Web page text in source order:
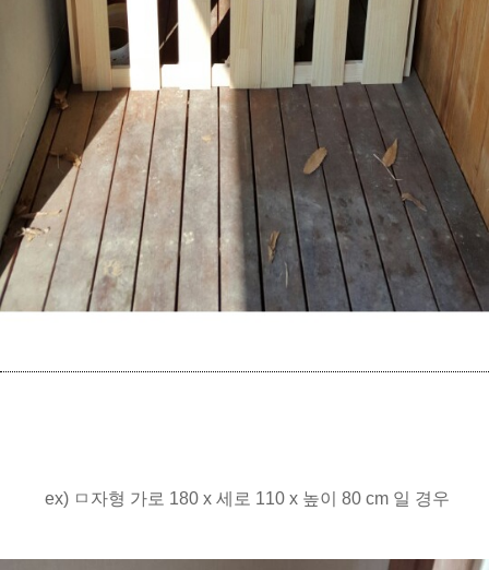
ex) ㅁ자형 가로 180 x 세로 110 x 높이 80 cm 일 경우